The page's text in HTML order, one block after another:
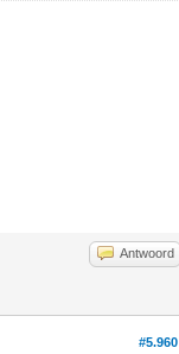
Antwoord
#5.960